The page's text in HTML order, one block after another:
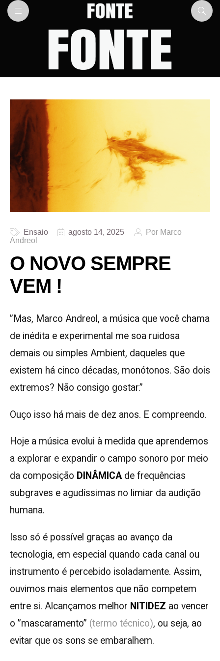
Fonte
Ensaio agosto 14, 2025
Por Marco
Andreol
O NOVO SEMPRE
VEM !
”Mas, Marco Andreol, a música que você chama
de inédita e experimental me soa ruidosa
demais ou simples Ambient, daqueles que
existem há cinco décadas, monótonos. São dois
extremos? Não consigo gostar.”
Ouço isso há mais de dez anos. E compreendo.
Hoje a música evolui à medida que aprendemos
a explorar e expandir o campo sonoro por meio
da composição DINÂMICA de frequências
subgraves e agudíssimas no limiar da audição
humana.
Isso só é possível graças ao avanço da
tecnologia, em especial quando cada canal ou
instrumento é percebido isoladamente. Assim,
ouvimos mais elementos que não competem
entre si. Alcançamos melhor NITIDEZ ao vencer
o ”mascaramento” (termo técnico), ou seja, ao
evitar que os sons se embaralhem.